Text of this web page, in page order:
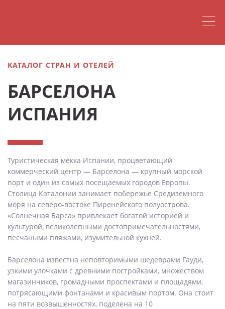
КАТАЛОГ СТРАН И ОТЕЛЕЙ
БАРСЕЛОНА
ИСПАНИЯ
Туристическая мекка Испании, процветающий
коммерческий центр — Барселона — крупный морской
порт и один из самых посещаемых городов Европы.
Столица Каталонии занимает побережье Средиземного
моря на северо-востоке Пиренейского полуострова.
«Солнечная Барса» привлекает богатой историей и
культурой, великолепными достопримечательностями,
песчаными пляжами, изумительной кухней.
Барселона известна неповторимыми шедеврами Гауди,
узкими улочками с древними постройками, множеством
магазинчиков, громадными проспектами и площадями,
потрясающими фонтанами и красивым портом. Она стоит
на пяти возвышенностях, поделена на 10